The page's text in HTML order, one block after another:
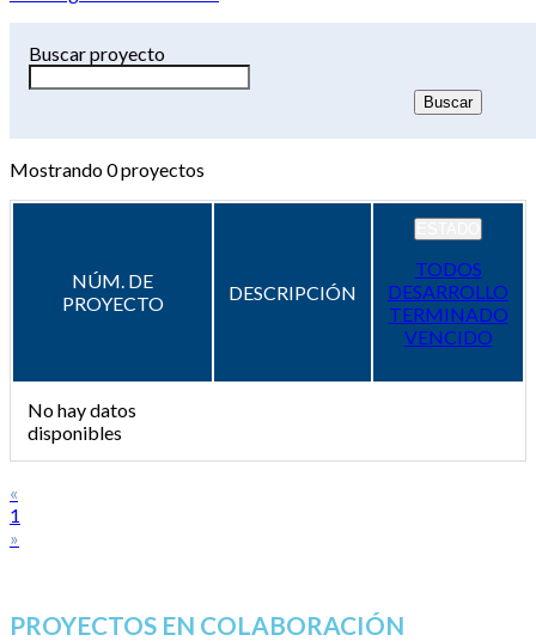
Buscar proyecto
Mostrando0proyectos
NÚM. DE
PROYECTO
DESCRIPCIÓN
TODOS
DESARROLLO
TERMINADO
VENCIDO
No hay datos
disponibles
«
1
»
PROYECTOS EN COLABORACIÓN